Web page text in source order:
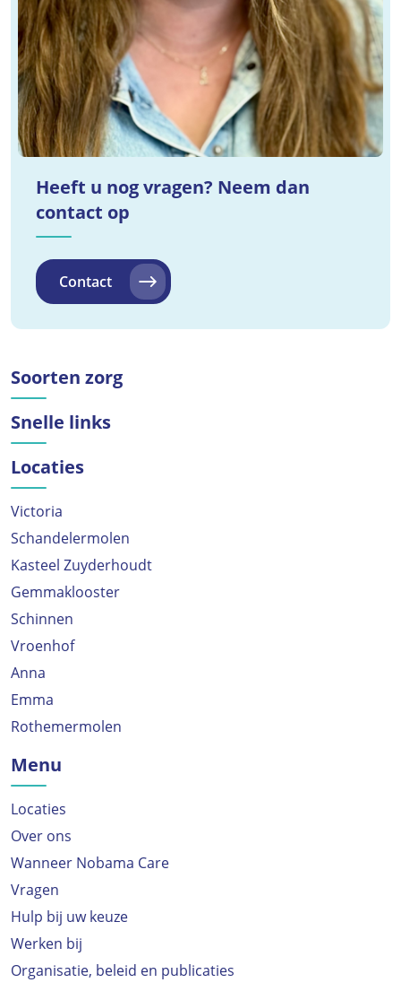
Heeft u nog vragen? Neem dan
contact op
Contact
Soorten zorg
Snelle links
Locaties
Victoria
Schandelermolen
Kasteel Zuyderhoudt
Gemmaklooster
Schinnen
Vroenhof
Anna
Emma
Rothemermolen
Menu
Locaties
Over ons
Wanneer Nobama Care
Vragen
Hulp bij uw keuze
Werken bij
Organisatie, beleid en publicaties